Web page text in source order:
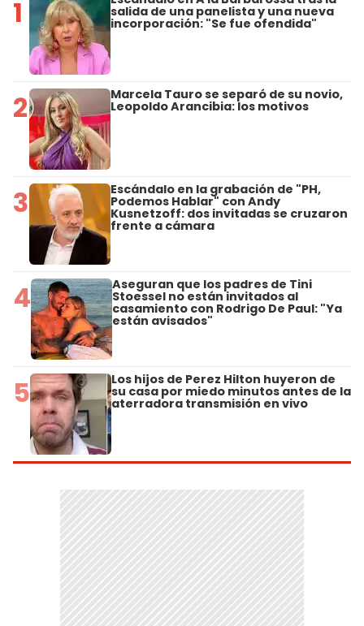
1 salida de una panelista y una nueva
incorporación: "Se fue ofendida"
2 Marcela Tauro se separó de su novio,
Leopoldo Arancibia: los motivos
3 Escándalo en la grabación de "PH,
Podemos Hablar" con Andy
Kusnetzoff: dos invitadas se cruzaron
frente a cámara
4 Aseguran que los padres de Tini
Stoessel no están invitados al
casamiento con Rodrigo De Paul: "Ya
están avisados"
5 Los hijos de Perez Hilton huyeron de
su casa por miedo minutos antes de la
aterradora transmisión en vivo